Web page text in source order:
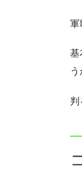
軍
基
判